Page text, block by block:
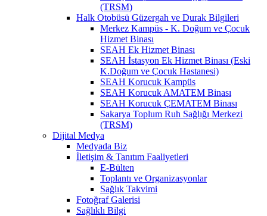
(TRSM)
Halk Otobüsü Güzergah ve Durak Bilgileri
Merkez Kampüs - K. Doğum ve Çocuk
Hizmet Binası
SEAH Ek Hizmet Binası
SEAH İstasyon Ek Hizmet Binası (Eski
K.Doğum ve Çocuk Hastanesi)
SEAH Korucuk Kampüs
SEAH Korucuk AMATEM Binası
SEAH Korucuk ÇEMATEM Binası
Sakarya Toplum Ruh Sağlığı Merkezi
(TRSM)
Dijital Medya
Medyada Biz
İletişim & Tanıtım Faaliyetleri
E-Bülten
Toplantı ve Organizasyonlar
Sağlık Takvimi
Fotoğraf Galerisi
Sağlıklı Bilgi